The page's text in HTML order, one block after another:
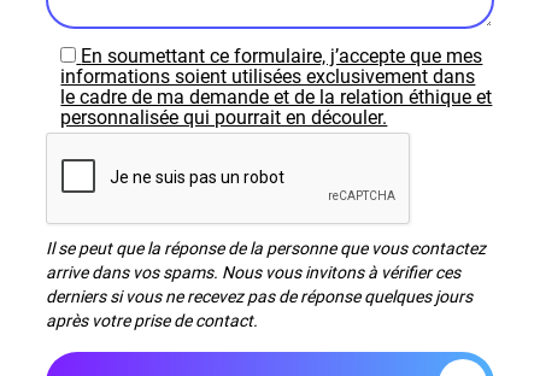
En soumettant ce formulaire, j’accepte que mes
informations soient utilisées exclusivement dans
le cadre de ma demande et de la relation éthique et
personnalisée qui pourrait en découler.
Il se peut que la réponse de la personne que vous contactez
arrive dans vos spams. Nous vous invitons à vérifier ces
derniers si vous ne recevez pas de réponse quelques jours
après votre prise de contact.